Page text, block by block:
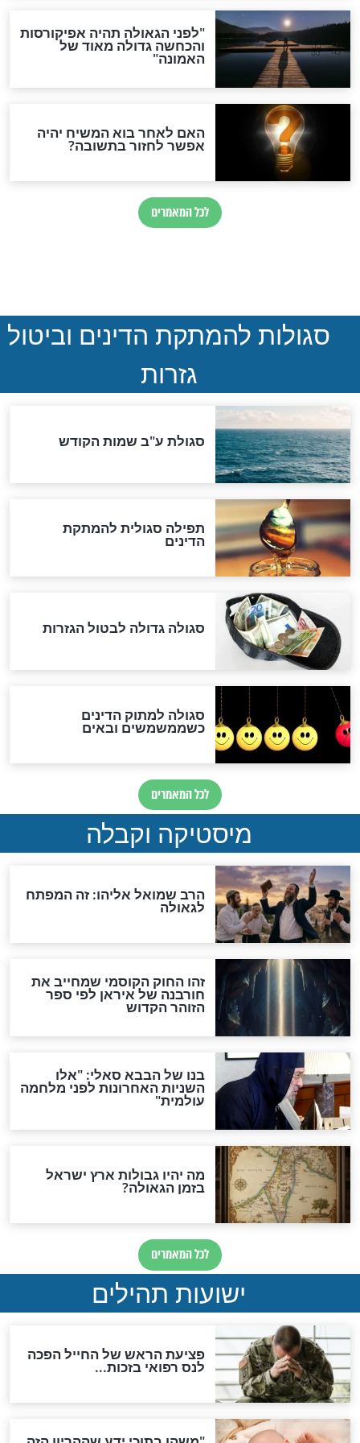
חדשות יהדות
הותר לפרסום: לוחמי מילואים
נהרגו בדרום לבנון
המסמך האבוד שנחשף
במרתפי מוסקבה: כתב היד
הנדיר של הרשב"ם התגלה
"מודה לקב"ה על כל השנים"
לכל המאמרים
אחרית הימים
האם אפשר לחשב את הקץ?
מה יהיה בימות המשיח?
"לפני הגאולה תהיה אפיקורסות
והכחשה גדולה מאוד של
האמונה"
האם לאחר בוא המשיח יהיה
אפשר לחזור בתשובה?
לכל המאמרים
להמתקת הדינים וביטול
גזרות